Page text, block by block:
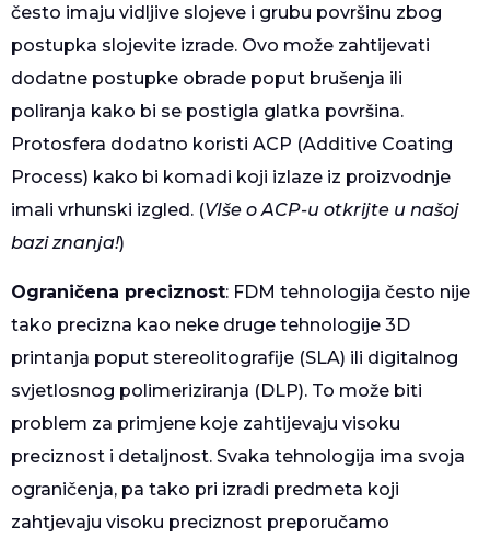
često imaju vidljive slojeve i grubu površinu zbog
postupka slojevite izrade. Ovo može zahtijevati
dodatne postupke obrade poput brušenja ili
poliranja kako bi se postigla glatka površina.
Protosfera dodatno koristi ACP (Additive Coating
Process) kako bi komadi koji izlaze iz proizvodnje
imali vrhunski izgled. (VIše o ACP-u otkrijte u našoj
bazi znanja!)
Ograničena preciznost: FDM tehnologija često nije
tako precizna kao neke druge tehnologije 3D
printanja poput stereolitografije (SLA) ili digitalnog
svjetlosnog polimeriziranja (DLP). To može biti
problem za primjene koje zahtijevaju visoku
preciznost i detaljnost. Svaka tehnologija ima svoja
ograničenja, pa tako pri izradi predmeta koji
zahtjevaju visoku preciznost preporučamo